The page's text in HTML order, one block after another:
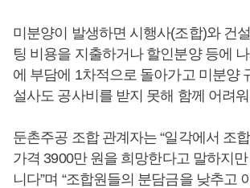
미분양이 발생하면 시행사(조합)와 건
팅 비용을 지출하거나 할인분양 등에
에 부담에 1차적으로 돌아가고 미분양
설사도 공사비를 받지 못해 함께 어려
둔촌주공 조합 관계자는 “일각에서 조
가격 3900만 원을 희망한다고 말하지
니다”며 “조합원들의 분담금을 낮추고